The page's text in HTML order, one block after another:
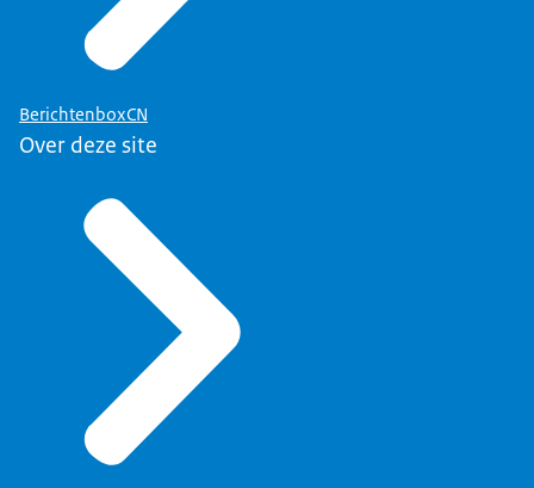
BerichtenboxCN
Over deze site